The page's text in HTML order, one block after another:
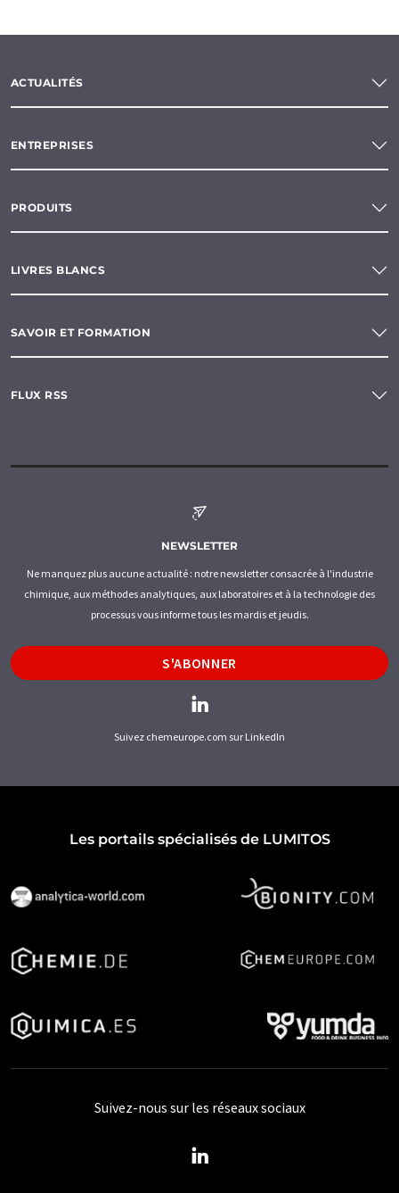
ACTUALITÉS
ENTREPRISES
PRODUITS
LIVRES BLANCS
SAVOIR ET FORMATION
FLUX RSS
NEWSLETTER
Ne manquez plus aucune actualité : notre newsletter consacrée à l'industrie
chimique, aux méthodes analytiques, aux laboratoires et à la technologie des
processus vous informe tous les mardis et jeudis.
S'ABONNER
Suivez chemeurope.com sur LinkedIn
Les portails spécialisés de LUMITOS
Suivez-nous sur les réseaux sociaux